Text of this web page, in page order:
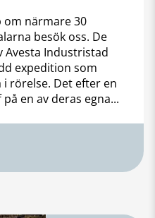
om närmare 30
besök oss. De
Avesta Industristad
expedition som
rörelse. Det efter en
en av deras egna...